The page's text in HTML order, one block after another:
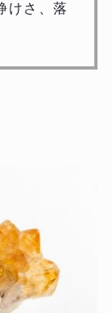
けさ、落